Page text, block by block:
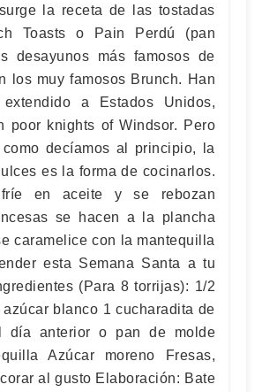
la receta de las tostadas
Toasts o Pain Perdú (pan
desayunos más famosos de
los muy famosos Brunch. Han
a Estados Unidos,
poor knights of Windsor. Pero
decíamos al principio, la
es la forma de cocinarlos.
en aceite y se rebozan
se hacen a la plancha
caramelice con la mantequilla
esta Semana Santa a tu
(Para 8 torrijas): 1/2
blanco 1 cucharadita de
día anterior o pan de molde
Azúcar moreno Fresas,
al gusto Elaboración: Bate